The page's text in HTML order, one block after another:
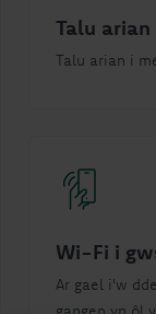
Talu
Talu arian i
Wi-Fi i
Ar gael i'w